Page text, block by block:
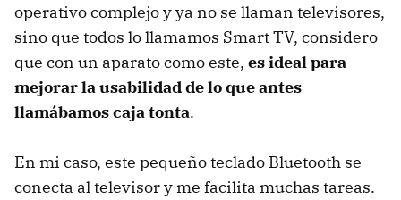
operativo complejo y ya no se llaman televisores,
sino que todos lo llamamos Smart TV, considero
que con un aparato como este, es ideal para
mejorar la usabilidad de lo que antes
llamábamos caja tonta.
En mi caso, este pequeño teclado Bluetooth se
conecta al televisor y me facilita muchas tareas.